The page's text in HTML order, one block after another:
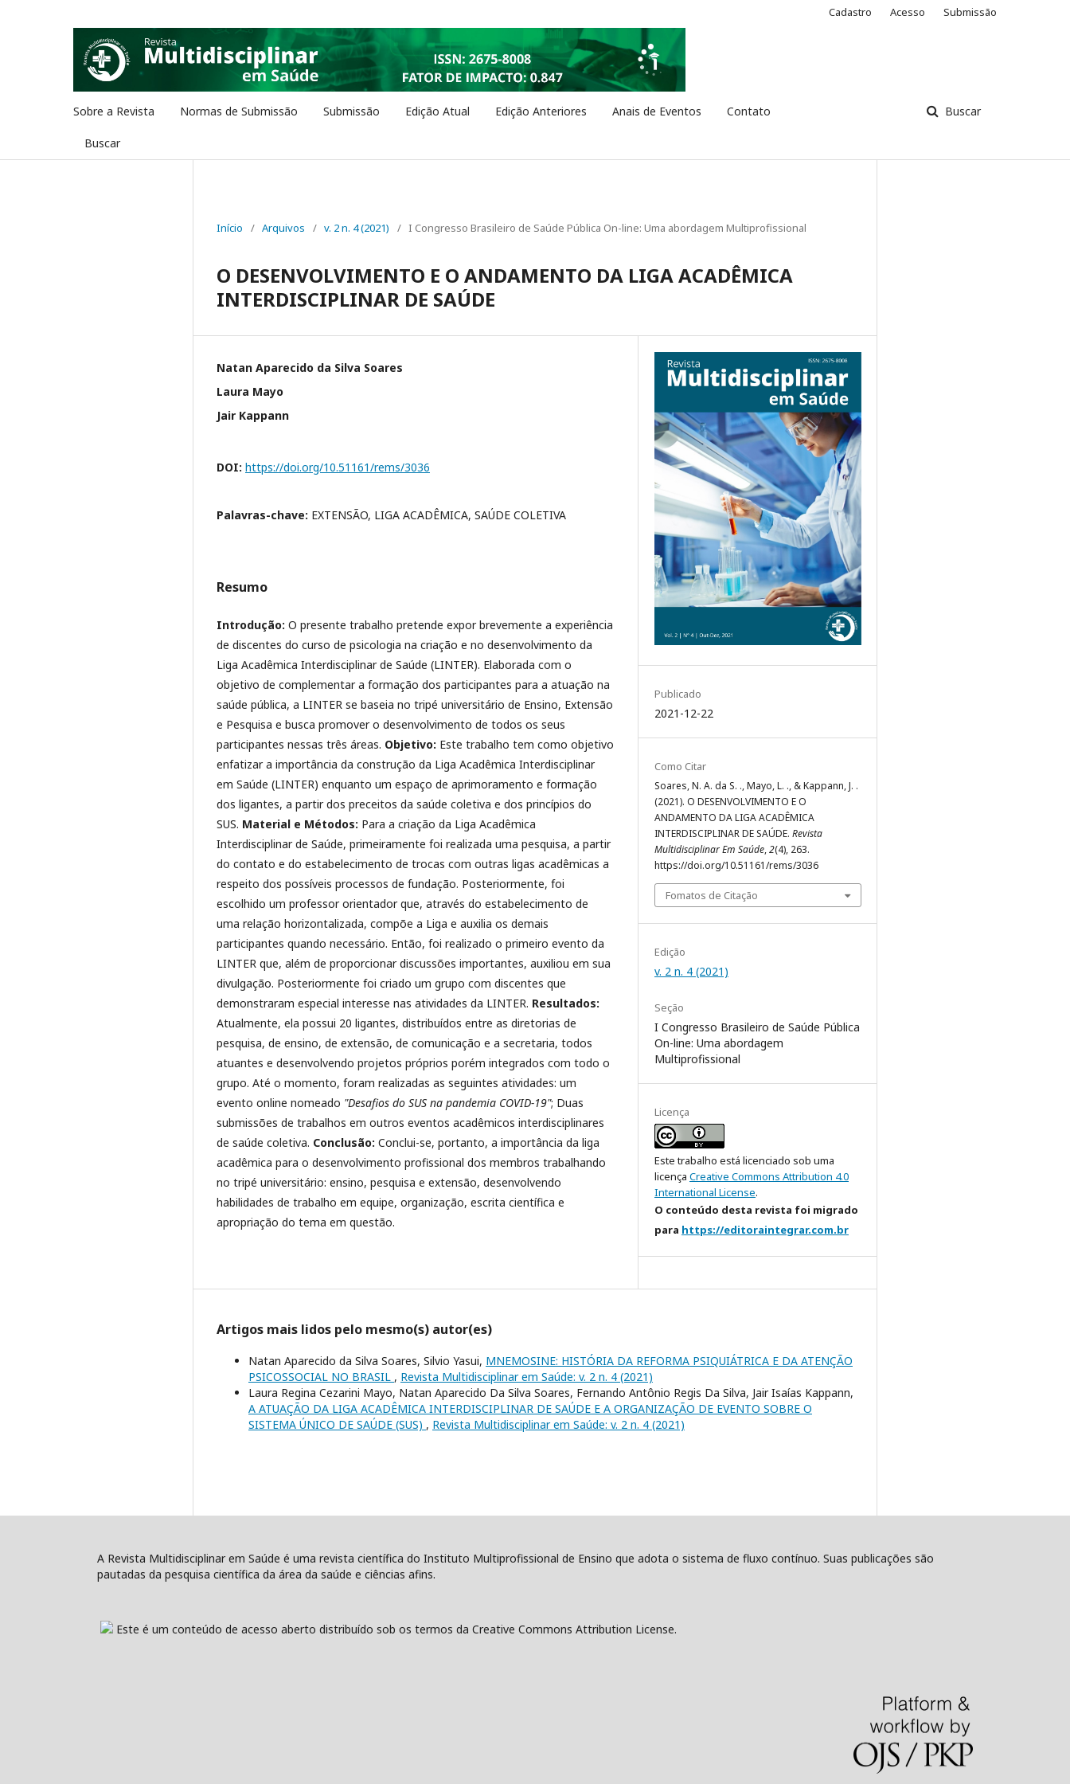
Sobre a Revista Normas de Submissão Submissão Edição Atual Edição Anteriores Anais de Eventos Contato
Buscar
Buscar
Cadastro Acesso Submissão
Início / Arquivos / v. 2 n. 4 (2021) / I Congresso Brasileiro de Saúde Pública On-line: Uma abordagem Multiprofissional
O DESENVOLVIMENTO E O ANDAMENTO DA LIGA ACADÊMICA
INTERDISCIPLINAR DE SAÚDE
Natan Aparecido da Silva Soares
Laura Mayo
Jair Kappann
DOI: https://doi.org/10.51161/rems/3036
Palavras-chave: EXTENSÃO, LIGA ACADÊMICA, SAÚDE COLETIVA
Resumo
Introdução: O presente trabalho pretende expor brevemente a experiência
de discentes do curso de psicologia na criação e no desenvolvimento da
Liga Acadêmica Interdisciplinar de Saúde (LINTER). Elaborada com o
objetivo de complementar a formação dos participantes para a atuação na
saúde pública, a LINTER se baseia no tripé universitário de Ensino, Extensão
e Pesquisa e busca promover o desenvolvimento de todos os seus
participantes nessas três áreas. Objetivo: Este trabalho tem como objetivo
enfatizar a importância da construção da Liga Acadêmica Interdisciplinar
em Saúde (LINTER) enquanto um espaço de aprimoramento e formação
dos ligantes, a partir dos preceitos da saúde coletiva e dos princípios do
SUS. Material e Métodos: Para a criação da Liga Acadêmica
Interdisciplinar de Saúde, primeiramente foi realizada uma pesquisa, a partir
do contato e do estabelecimento de trocas com outras ligas acadêmicas a
respeito dos possíveis processos de fundação. Posteriormente, foi
escolhido um professor orientador que, através do estabelecimento de
uma relação horizontalizada, compõe a Liga e auxilia os demais
participantes quando necessário. Então, foi realizado o primeiro evento da
LINTER que, além de proporcionar discussões importantes, auxiliou em sua
divulgação. Posteriormente foi criado um grupo com discentes que
demonstraram especial interesse nas atividades da LINTER. Resultados:
Atualmente, ela possui 20 ligantes, distribuídos entre as diretorias de
pesquisa, de ensino, de extensão, de comunicação e a secretaria, todos
atuantes e desenvolvendo projetos próprios porém integrados com todo o
grupo. Até o momento, foram realizadas as seguintes atividades: um
evento online nomeado "Desafios do SUS na pandemia COVID-19"; Duas
submissões de trabalhos em outros eventos acadêmicos interdisciplinares
de saúde coletiva. Conclusão: Conclui-se, portanto, a importância da liga
acadêmica para o desenvolvimento profissional dos membros trabalhando
no tripé universitário: ensino, pesquisa e extensão, desenvolvendo
habilidades de trabalho em equipe, organização, escrita científica e
apropriação do tema em questão.
Publicado
2021-12-22
Como Citar
Soares, N. A. da S. ., Mayo, L. ., & Kappann, J. .
(2021). O DESENVOLVIMENTO E O
ANDAMENTO DA LIGA ACADÊMICA
INTERDISCIPLINAR DE SAÚDE. Revista
Multidisciplinar Em Saúde,2(4), 263.
https://doi.org/10.51161/rems/3036
Fomatos de Citação
Edição
v. 2 n. 4 (2021)
Seção
I Congresso Brasileiro de Saúde Pública
On-line: Uma abordagem
Multiprofissional
Licença
Este trabalho está licenciado sob uma
licença Creative Commons Attribution 4.0
International License.
O conteúdo desta revista foi migrado
para https://editoraintegrar.com.br
Artigos mais lidos pelo mesmo(s) autor(es)
Natan Aparecido da Silva Soares, Silvio Yasui, MNEMOSINE: HISTÓRIA DA REFORMA PSIQUIÁTRICA E DA ATENÇÃO
PSICOSSOCIAL NO BRASIL , Revista Multidisciplinar em Saúde: v. 2 n. 4 (2021)
Laura Regina Cezarini Mayo, Natan Aparecido Da Silva Soares, Fernando Antônio Regis Da Silva, Jair Isaías Kappann,
A ATUAÇÃO DA LIGA ACADÊMICA INTERDISCIPLINAR DE SAÚDE E A ORGANIZAÇÃO DE EVENTO SOBRE O
SISTEMA ÚNICO DE SAÚDE (SUS) , Revista Multidisciplinar em Saúde: v. 2 n. 4 (2021)
A Revista Multidisciplinar em Saúde é uma revista científica do Instituto Multiprofissional de Ensino que adota o sistema de fluxo contínuo. Suas publicações são
pautadas da pesquisa científica da área da saúde e ciências afins.
Este é um conteúdo de acesso aberto distribuído sob os termos da Creative Commons Attribution License.